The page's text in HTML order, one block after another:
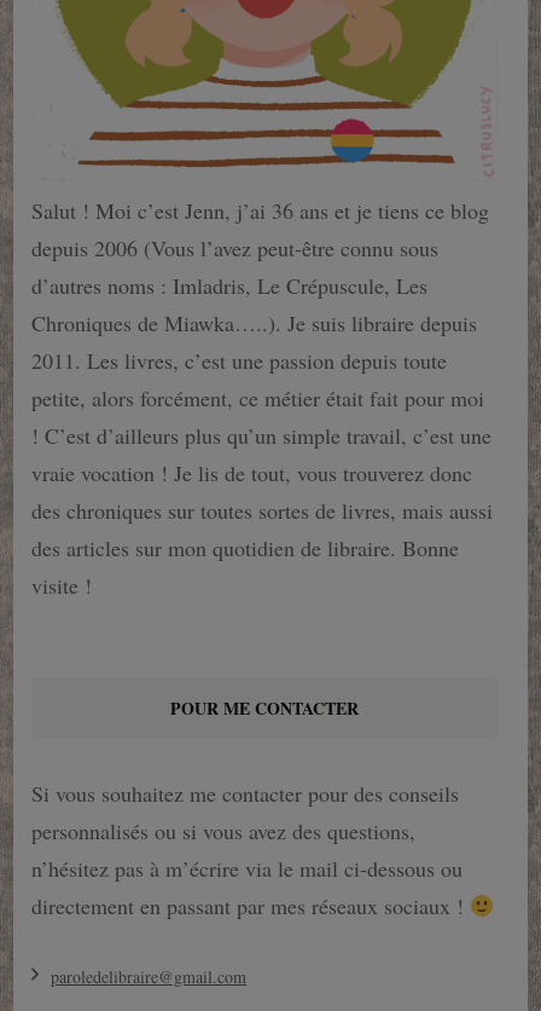
Salut ! Moi c’est Jenn, j’ai 36 ans et je tiens ce blog
depuis 2006 (Vous l’avez peut-être connu sous
d’autres noms : Imladris, Le Crépuscule, Les
Chroniques de Miawka…..). Je suis libraire depuis
2011. Les livres, c’est une passion depuis toute
petite, alors forcément, ce métier était fait pour moi
! C’est d’ailleurs plus qu’un simple travail, c’est une
vraie vocation ! Je lis de tout, vous trouverez donc
des chroniques sur toutes sortes de livres, mais aussi
des articles sur mon quotidien de libraire. Bonne
visite !
POUR ME CONTACTER
Si vous souhaitez me contacter pour des conseils
personnalisés ou si vous avez des questions,
n’hésitez pas à m’écrire via le mail ci-dessous ou
directement en passant par mes réseaux sociaux !
paroledelibraire@gmail.com